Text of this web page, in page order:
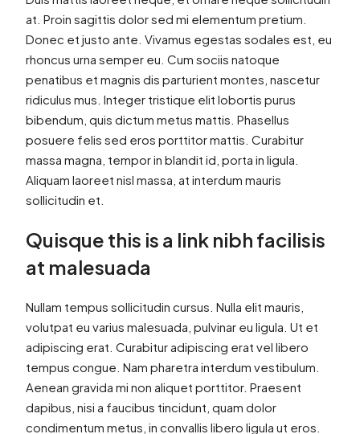
at. Proin sagittis dolor sed mi elementum pretium.
Donec et justo ante. Vivamus egestas sodales est, eu
rhoncus urna semper eu. Cum sociis natoque
penatibus et magnis dis parturient montes, nascetur
ridiculus mus. Integer tristique elit lobortis purus
bibendum, quis dictum metus mattis. Phasellus
posuere felis sed eros porttitor mattis. Curabitur
massa magna, tempor in blandit id, porta in ligula.
Aliquam laoreet nisl massa, at interdum mauris
sollicitudin et.
Quisque this is a link nibh facilisis
at malesuada
Nullam tempus sollicitudin cursus. Nulla elit mauris,
volutpat eu varius malesuada, pulvinar eu ligula. Ut et
adipiscing erat. Curabitur adipiscing erat vel libero
tempus congue. Nam pharetra interdum vestibulum.
Aenean gravida mi non aliquet porttitor. Praesent
dapibus, nisi a faucibus tincidunt, quam dolor
condimentum metus, in convallis libero ligula ut eros.